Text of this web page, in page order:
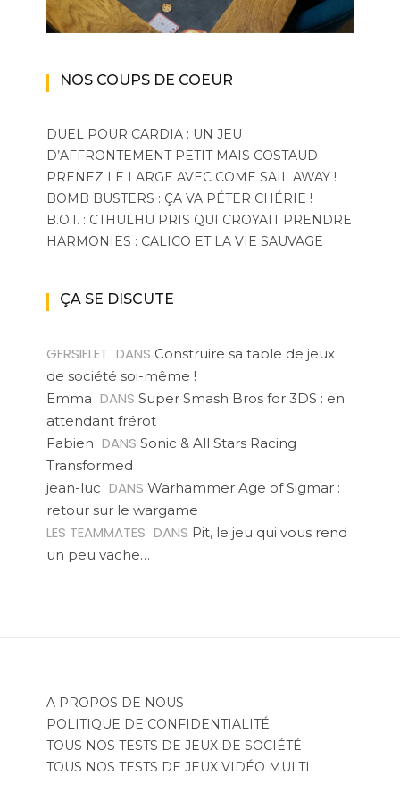
NOS COUPS DE COEUR
DUEL POUR CARDIA : UN JEU
D’AFFRONTEMENT PETIT MAIS COSTAUD
PRENEZ LE LARGE AVEC COME SAIL AWAY !
BOMB BUSTERS : ÇA VA PÉTER CHÉRIE !
B.O.I. : CTHULHU PRIS QUI CROYAIT PRENDRE
HARMONIES : CALICO ET LA VIE SAUVAGE
ÇA SE DISCUTE
GERSIFLET DANS Construire sa table de jeux
de société soi-même !
Emma DANS Super Smash Bros for 3DS : en
attendant frérot
Fabien DANS Sonic & All Stars Racing
Transformed
jean-luc DANS Warhammer Age of Sigmar :
retour sur le wargame
LES TEAMMATES DANS Pit, le jeu qui vous rend
un peu vache…
A PROPOS DE NOUS
POLITIQUE DE CONFIDENTIALITÉ
TOUS NOS TESTS DE JEUX DE SOCIÉTÉ
TOUS NOS TESTS DE JEUX VIDÉO MULTI